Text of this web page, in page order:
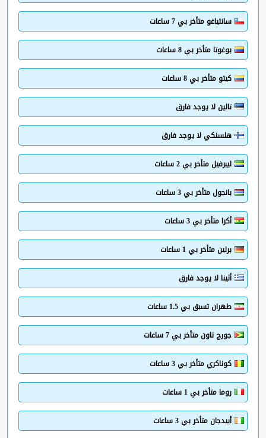
سانتياغو متأخر بي 7 ساعات
بوغوتا متأخر بي 8 ساعات
كيتو متأخر بي 8 ساعات
تالين لا يوجد فارق
هلسنكي لا يوجد فارق
ليبرفيل متأخر بي 2 ساعات
بانجول متأخر بي 3 ساعات
أكرا متأخر بي 3 ساعات
برلين متأخر بي 1 ساعات
أثينا لا يوجد فارق
طهران تسبق بي 1.5 ساعات
جورج تاون متأخر بي 7 ساعات
كوناكري متأخر بي 3 ساعات
روما متأخر بي 1 ساعات
أبيدجان متأخر بي 3 ساعات